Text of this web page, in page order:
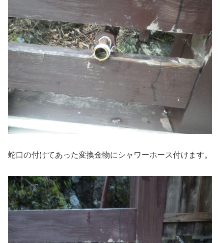
蛇口の付けてあった変換金物にシャワーホース付けます。